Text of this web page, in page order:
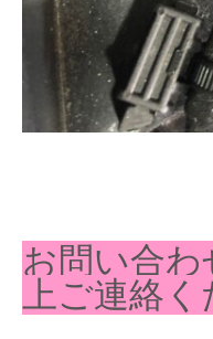
お問い合
上ご連絡く